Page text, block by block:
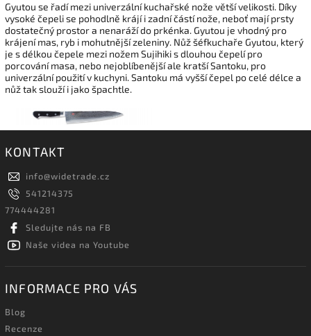
Gyutou se řadí mezi univerzální kuchařské nože větší velikosti. Díky
vysoké čepeli se pohodlně krájí i zadní částí nože, neboť mají prsty
dostatečný prostor a nenaráží do prkénka. Gyutou je vhodný pro
krájení mas, ryb i mohutnější zeleniny. Nůž šéfkuchaře Gyutou, který
je s délkou čepele mezi nožem Sujihiki s dlouhou čepelí pro
porcování masa, nebo nejoblíbenější ale kratší Santoku, pro
univerzální použití v kuchyni. Santoku má vyšší čepel po celé délce a
nůž tak slouží i jako špachtle.
KONTAKT
info@widetrade.cz
541214375
774444281
Sledujte nás na FB
Naše videa na Youtube
INFORMACE PRO VÁS
Blog
Recenze